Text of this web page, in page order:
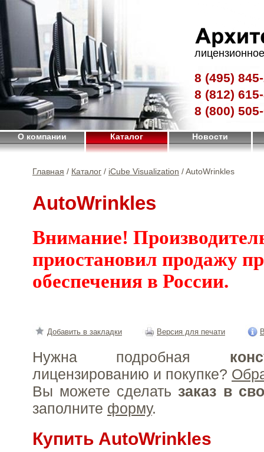
8 (495)
8 (812)
8 (800)
О компании Каталог Новости
Главная / Каталог / iCube Visualization / AutoWrinkles
AutoWrinkles
Внимание!
приостановил продажу
обеспечения в России.
Добавить в закладки Версия для печати
Нужна подробная
лицензированию и покупке?
Вы можете сделать заказ в
заполните форму.
Купить AutoWrinkles